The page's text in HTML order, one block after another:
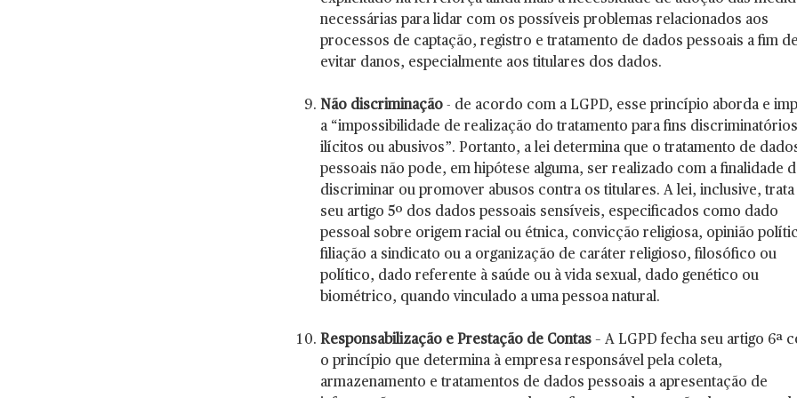
necessárias para lidar com os possíveis problemas relacionados aos
processos de captação, registro e tratamento de dados pessoais a fim de
evitar danos, especialmente aos titulares dos dados.
Não discriminação - de acordo com a LGPD, esse princípio aborda e
a “impossibilidade de realização do tratamento para fins discriminatórios
ilícitos ou abusivos”. Portanto, a lei determina que o tratamento de
pessoais não pode, em hipótese alguma, ser realizado com a finalidade
discriminar ou promover abusos contra os titulares. A lei, inclusive, trata
seu artigo 5º dos dados pessoais sensíveis, especificados como dado
pessoal sobre origem racial ou étnica, convicção religiosa, opinião
filiação a sindicato ou a organização de caráter religioso, filosófico ou
político, dado referente à saúde ou à vida sexual, dado genético ou
biométrico, quando vinculado a uma pessoa natural.
Responsabilização e Prestação de Contas – A LGPD fecha seu artigo 6ª
o princípio que determina à empresa responsável pela coleta,
armazenamento e tratamentos de dados pessoais a apresentação de